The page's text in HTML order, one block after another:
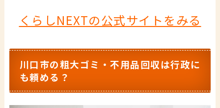
くらしNEXTの公式サイトをみる
川口市の粗大ゴミ・不用品回収は行政に
も頼める？